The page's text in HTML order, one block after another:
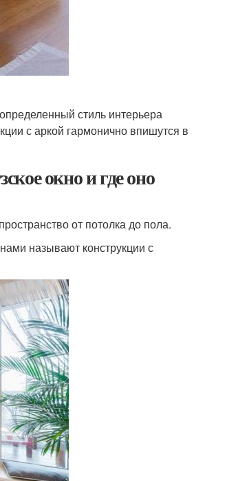
стиль интерьера
с аркой гармонично впишутся в
окно и где оно
от потолка до пола.
называют конструкции с